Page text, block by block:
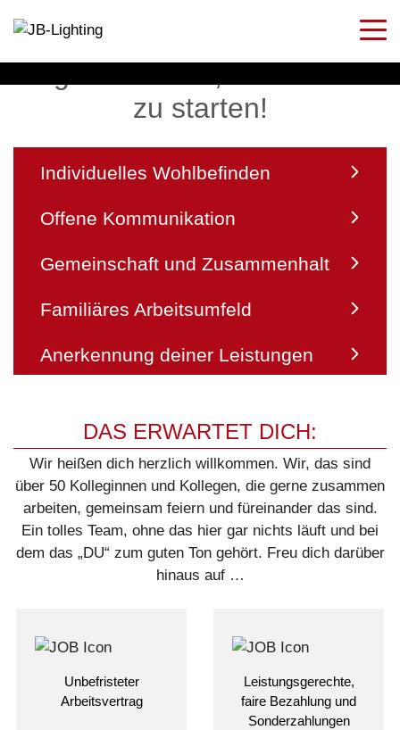
zu starten!
Individuelles Wohlbefinden
Offene Kommunikation
Gemeinschaft und Zusammenhalt
Familiäres Arbeitsumfeld
Anerkennung deiner Leistungen
DAS ERWARTET DICH:
Wir heißen dich herzlich willkommen. Wir, das sind
über 50 Kolleginnen und Kollegen, die gerne zusammen
arbeiten, gemeinsam feiern und füreinander das sind.
Ein tolles Team, ohne das hier gar nichts läuft und bei
dem das „DU“ zum guten Ton gehört. Freu dich darüber
hinaus auf …
Unbefristeter
Arbeitsvertrag
Leistungsgerechte,
faire Bezahlung und
Sonderzahlungen